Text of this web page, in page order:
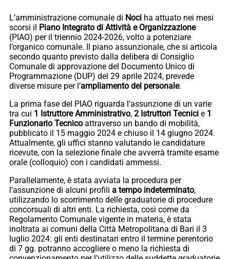
L’amministrazione comunale di Noci ha attuato nei mesi
scorsi il Piano Integrato di Attività e Organizzazione
(PIAO) per il triennio 2024-2026, volto a potenziare
l’organico comunale. Il piano assunzionale, che si articola
secondo quanto previsto dalla delibera di Consiglio
Comunale di approvazione del Documento Unico di
Programmazione (DUP) del 29 aprile 2024, prevede
diverse misure per l’ampliamento del personale.
La prima fase del PIAO riguarda l’assunzione di un varie
tra cui 1 Istruttore Amministrativo, 2 Istruttori Tecnici e 1
Funzionario Tecnico attraverso un bando di mobilità,
pubblicato il 15 maggio 2024 e chiuso il 14 giugno 2024.
Attualmente, gli uffici stanno valutando le candidature
ricevute, con la selezione finale che avverrà tramite esame
orale (colloquio) con i candidati ammessi.
Parallelamente, è stata avviata la procedura per
l’assunzione di alcuni profili a tempo indeterminato,
utilizzando lo scorrimento delle graduatorie di procedure
concorsuali di altri enti. La richiesta, così come da
Regolamento Comunale vigente in materia, è stata
inoltrata ai comuni della Città Metropolitana di Bari il 3
luglio 2024: gli enti destinatari entro il termine perentorio
di 7 gg. potranno accogliere o meno la richiesta di